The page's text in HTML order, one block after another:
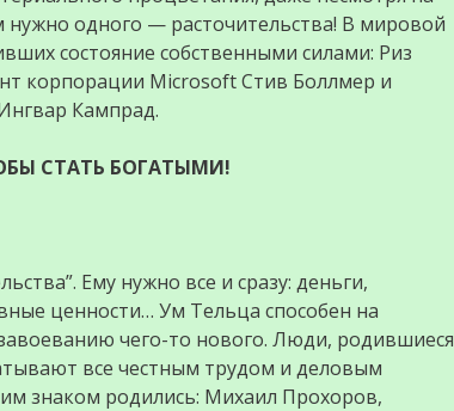
одного — расточительства! В мировой
состояние собственными силами: Риз
корпорации Microsoft Стив Боллмер и
Кампрад.
СТАТЬ БОГАТЫМИ!
Ему нужно все и сразу: деньги,
ценности… Ум Тельца способен на
чего-то нового. Люди, родившиеся
все честным трудом и деловым
знаком родились: Михаил Прохоров,